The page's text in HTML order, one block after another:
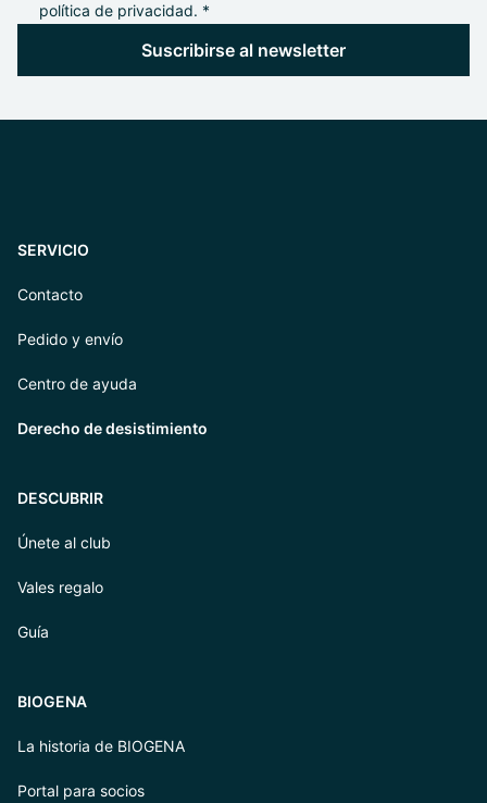
política de privacidad. *
Suscribirse al newsletter
SERVICIO
Contacto
Pedido y envío
Centro de ayuda
Derecho de desistimiento
DESCUBRIR
Únete al club
Vales regalo
Guía
BIOGENA
La historia de BIOGENA
Portal para socios